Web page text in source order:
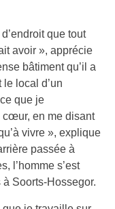
que tout
avoir », apprécie
bâtiment qu’il a
local d’un
que je
cœur, en me disant
vivre », explique
passée à
l’homme s’est
Soorts-Hossegor.